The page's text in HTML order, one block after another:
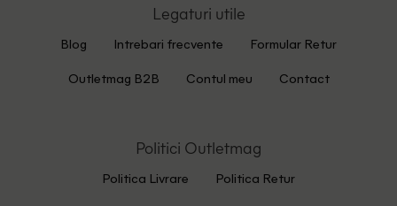
Legaturi utile
Blog Intrebari frecvente Formular Retur
Outletmag B2B Contul meu Contact
Politici Outletmag
Politica Livrare Politica Retur